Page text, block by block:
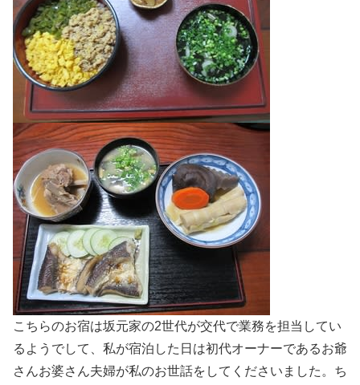
こちらのお宿は坂元家の2世代が交代で業務を担当してい
るようでして、私が宿泊した日は初代オーナーであるお爺
さんお婆さん夫婦が私のお世話をしてくださいました。ち